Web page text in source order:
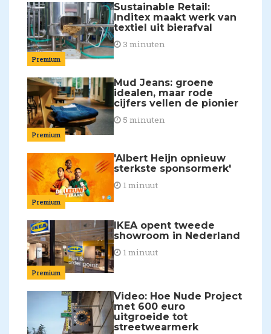
Premium
Sustainable Retail:
Inditex maakt werk van
textiel uit bierafval
3 minuten
Premium
Mud Jeans: groene
idealen, maar rode
cijfers vellen de pionier
5 minuten
Premium
'Albert Heijn opnieuw
sterkste sponsormerk'
1 minuut
Premium
IKEA opent tweede
showroom in Nederland
1 minuut
Video: Hoe Nude Project
met 600 euro
uitgroeide tot
streetwearmerk